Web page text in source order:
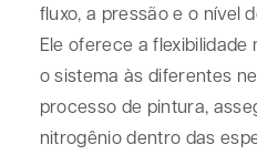
fluxo, a pressão e o nível
Ele oferece a
o sistema às diferentes
processo de pintura,
nitrogênio dentro das